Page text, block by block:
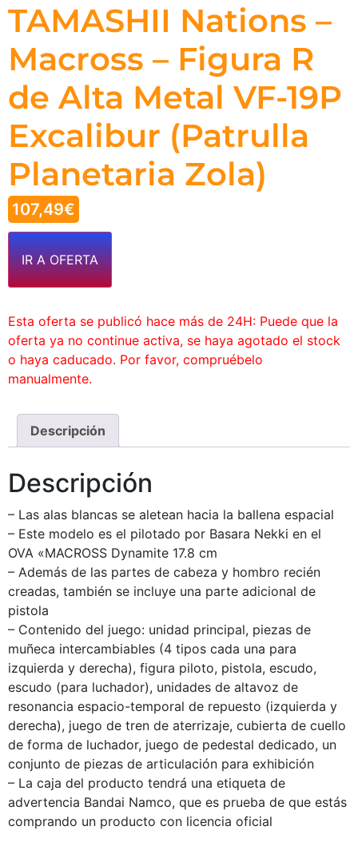
TAMASHII Nations –
Macross – Figura R
de Alta Metal VF-19P
Excalibur (Patrulla
Planetaria Zola)
107,49€
IR A OFERTA
Esta oferta se publicó hace más de 24H: Puede que la
oferta ya no continue activa, se haya agotado el stock
o haya caducado. Por favor, compruébelo
manualmente.
Descripción
Descripción
– Las alas blancas se aletean hacia la ballena espacial
– Este modelo es el pilotado por Basara Nekki en el
OVA «MACROSS Dynamite 17.8 cm
– Además de las partes de cabeza y hombro recién
creadas, también se incluye una parte adicional de
pistola
– Contenido del juego: unidad principal, piezas de
muñeca intercambiables (4 tipos cada una para
izquierda y derecha), figura piloto, pistola, escudo,
escudo (para luchador), unidades de altavoz de
resonancia espacio-temporal de repuesto (izquierda y
derecha), juego de tren de aterrizaje, cubierta de cuello
de forma de luchador, juego de pedestal dedicado, un
conjunto de piezas de articulación para exhibición
– La caja del producto tendrá una etiqueta de
advertencia Bandai Namco, que es prueba de que estás
comprando un producto con licencia oficial